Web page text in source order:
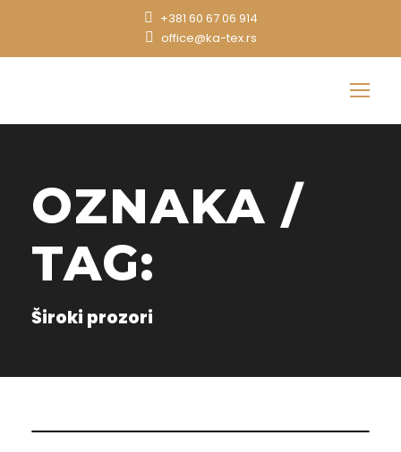
+381 60 67 06 914
office@ka-tex.rs
OZNAKA /
TAG:
Široki prozori